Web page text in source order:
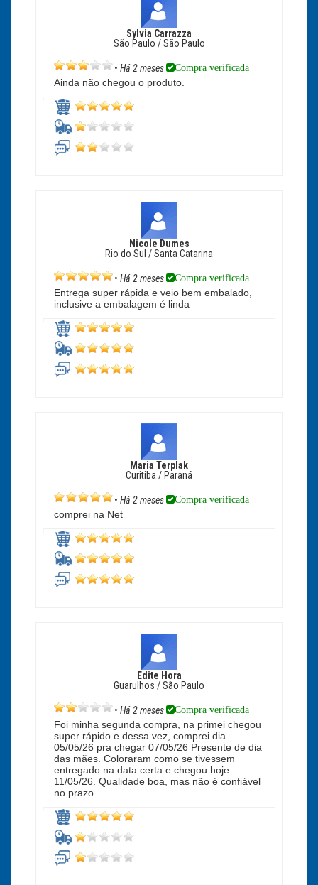
Sylvia Carrazza
São Paulo / São Paulo
• Há 2 meses Compra verificada
Ainda não chegou o produto.
Nicole Dumes
Rio do Sul / Santa Catarina
• Há 2 meses Compra verificada
Entrega super rápida e veio bem embalado,
inclusive a embalagem é linda
Maria Terplak
Curitiba / Paraná
• Há 2 meses Compra verificada
comprei na Net
Edite Hora
Guarulhos / São Paulo
• Há 2 meses Compra verificada
Foi minha segunda compra, na primei chegou
super rápido e dessa vez, comprei dia
05/05/26 pra chegar 07/05/26 Presente de dia
das mães. Coloraram como se tivessem
entregado na data certa e chegou hoje
11/05/26. Qualidade boa, mas não é confiável
no prazo